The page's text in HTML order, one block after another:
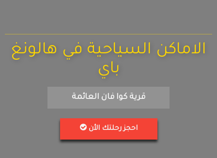
الاماكن السياحية في هالونغ
باي
قرية كوا فان العائمة
احجز رحلتك الأن